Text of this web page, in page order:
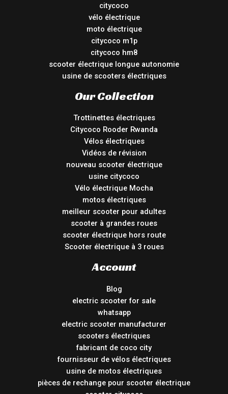
citycoco
vélo électrique
moto électrique
citycoco m1p
citycoco hm8
scooter électrique longue autonomie
usine de scooters électriques
Our Collection
Trottinettes électriques
Citycoco Rooder Rwanda
Vélos électriques
Vidéos de révision
nouveau scooter électrique
usine citycoco
Vélo électrique Mocha
motos électriques
meilleur scooter pour adultes
scooter à grandes roues
scooter électrique hors route
Scooter électrique à 3 roues
Account
Blog
electric scooter for sale
whatsapp
electric scooter manufacturer
scooters électriques
fabricant de coco city
fournisseur de vélos électriques
usine de motos électriques
pièces de rechange pour scooter électrique